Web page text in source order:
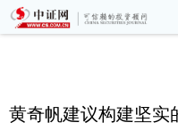
黄奇帆建议构建坚实